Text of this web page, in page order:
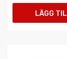
LÄGG